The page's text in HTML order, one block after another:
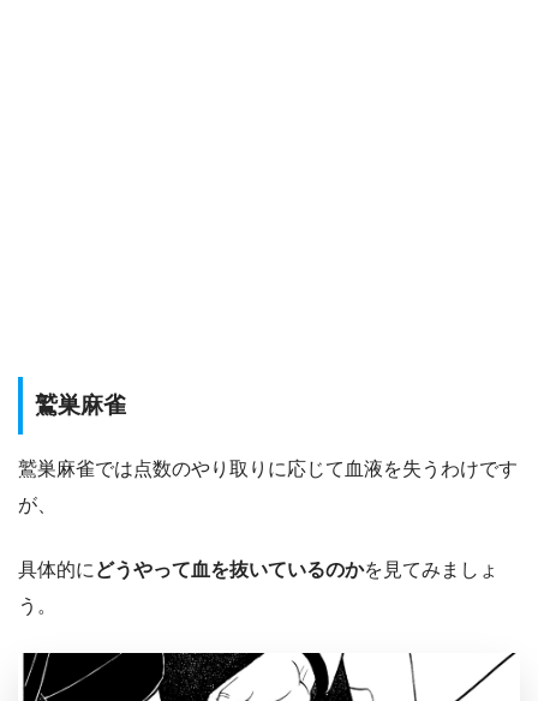
鷲巣麻雀
鷲巣麻雀では点数のやり取りに応じて血液を失うわけです
が、
具体的に どうやって血を抜いているのかを見てみましょ
う。